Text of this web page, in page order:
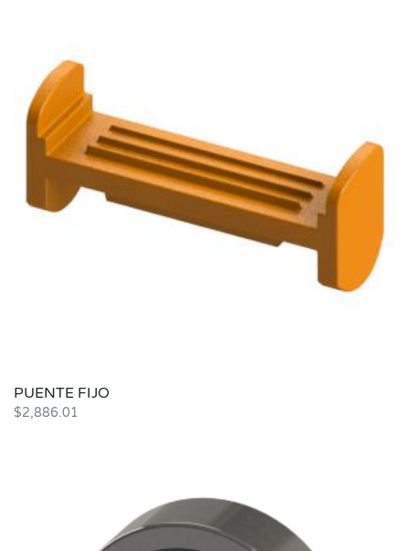
PUENTE FIJO
$2,886.01